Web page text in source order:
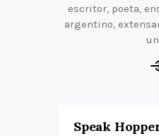
escritor, poeta,
argentino,
Speak